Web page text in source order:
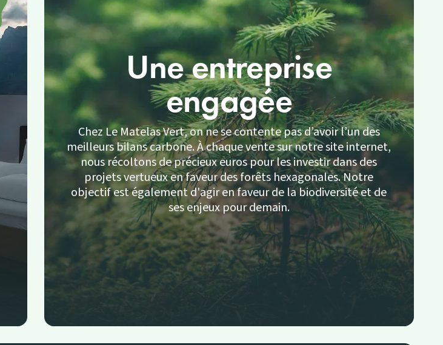
Une entreprise
engagée
Chez Le Matelas Vert, on ne se contente pas d’avoir l’un des
meilleurs bilans carbone. À chaque vente sur notre site internet,
nous récoltons de précieux euros pour les investir dans des
projets vertueux en faveur des forêts hexagonales. Notre
objectif est également d'agir en faveur de la biodiversité et de
ses enjeux pour demain.